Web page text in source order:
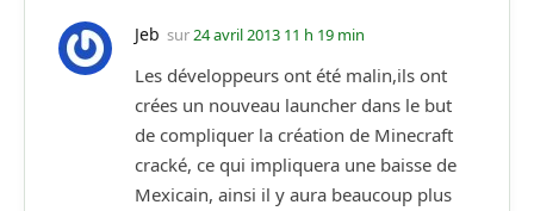
Jeb sur24 avril 2013 11 h 19 min
Les développeurs ont été malin,ils ont
crées un nouveau launcher dans le but
de compliquer la création de Minecraft
cracké, ce qui impliquera une baisse de
Mexicain, ainsi il y aura beaucoup plus